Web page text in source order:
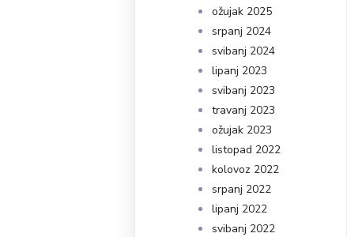
ožujak 2025
srpanj 2024
svibanj 2024
lipanj 2023
svibanj 2023
travanj 2023
ožujak 2023
listopad 2022
kolovoz 2022
srpanj 2022
lipanj 2022
svibanj 2022